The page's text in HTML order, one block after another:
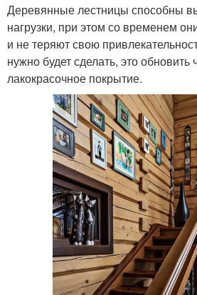
Деревянные лестницы способны
нагрузки, при этом со временем
и не теряют свою
нужно будет сделать, это обновить
лакокрасочное покрытие.